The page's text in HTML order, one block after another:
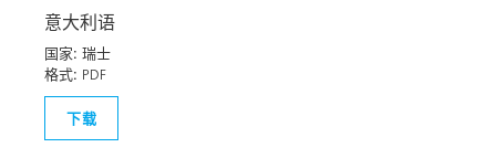
意大利语
国家: 瑞士
格式: PDF
下载